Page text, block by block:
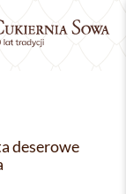
deserowe